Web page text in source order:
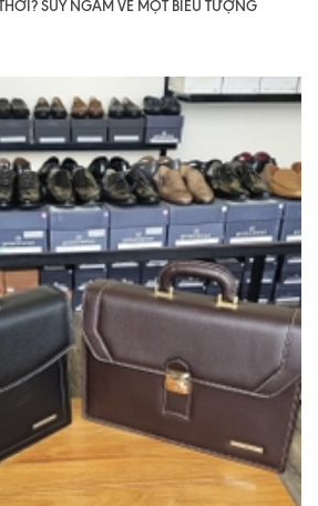
SUY NGẪM VỀ MỘT BIỂU TƯỢNG